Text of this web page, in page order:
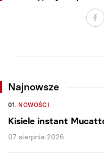
Najnowsze
01. NOWOŚCI
Kisiele instant
07 sierpnia 2026